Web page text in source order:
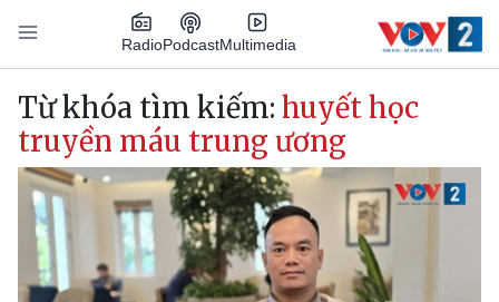
Nhảy đến nội dung
RadioPodcastMultimedia
Main navigation
Từ khóa tìm kiếm: huyết học
truyền máu trung ương